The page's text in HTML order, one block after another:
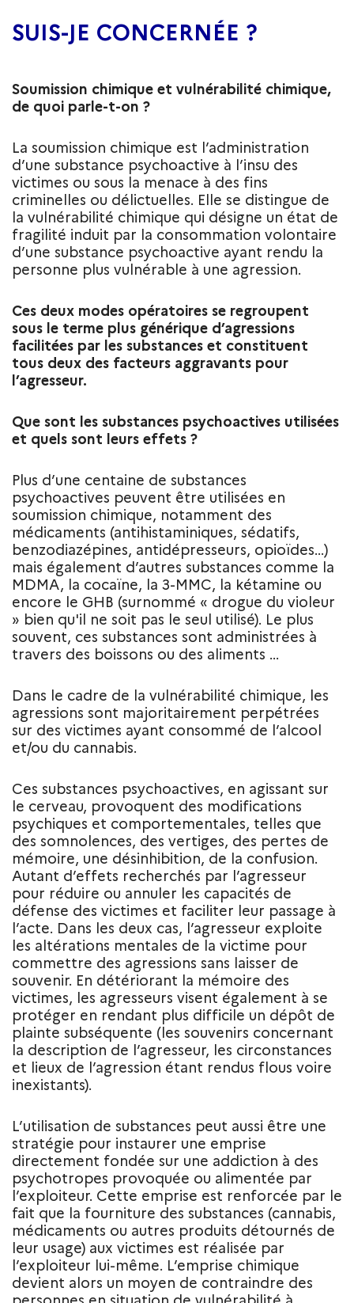
SUIS-JE CONCERNÉE ?
Soumission chimique et vulnérabilité chimique,
de quoi parle-t-on ?
La soumission chimique est l’administration
d’une substance psychoactive à l’insu des
victimes ou sous la menace à des fins
criminelles ou délictuelles. Elle se distingue de
la vulnérabilité chimique qui désigne un état de
fragilité induit par la consommation volontaire
d’une substance psychoactive ayant rendu la
personne plus vulnérable à une agression.
Ces deux modes opératoires se regroupent
sous le terme plus générique d’agressions
facilitées par les substances et constituent
tous deux des facteurs aggravants pour
l’agresseur.
Que sont les substances psychoactives utilisées
et quels sont leurs effets ?
Plus d’une centaine de substances
psychoactives peuvent être utilisées en
soumission chimique, notamment des
médicaments (antihistaminiques, sédatifs,
benzodiazépines, antidépresseurs, opioïdes…)
mais également d’autres substances comme la
MDMA, la cocaïne, la 3-MMC, la kétamine ou
encore le GHB (surnommé « drogue du violeur
» bien qu'il ne soit pas le seul utilisé). Le plus
souvent, ces substances sont administrées à
travers des boissons ou des aliments …
Dans le cadre de la vulnérabilité chimique, les
agressions sont majoritairement perpétrées
sur des victimes ayant consommé de l’alcool
et/ou du cannabis.
Ces substances psychoactives, en agissant sur
le cerveau, provoquent des modifications
psychiques et comportementales, telles que
des somnolences, des vertiges, des pertes de
mémoire, une désinhibition, de la confusion.
Autant d’effets recherchés par l’agresseur
pour réduire ou annuler les capacités de
défense des victimes et faciliter leur passage à
l’acte. Dans les deux cas, l’agresseur exploite
les altérations mentales de la victime pour
commettre des agressions sans laisser de
souvenir. En détériorant la mémoire des
victimes, les agresseurs visent également à se
protéger en rendant plus difficile un dépôt de
plainte subséquente (les souvenirs concernant
la description de l’agresseur, les circonstances
et lieux de l’agression étant rendus flous voire
inexistants).
L’utilisation de substances peut aussi être une
stratégie pour instaurer une emprise
directement fondée sur une addiction à des
psychotropes provoquée ou alimentée par
l’exploiteur. Cette emprise est renforcée par le
fait que la fourniture des substances (cannabis,
médicaments ou autres produits détournés de
leur usage) aux victimes est réalisée par
l’exploiteur lui-même. L’emprise chimique
devient alors un moyen de contraindre des